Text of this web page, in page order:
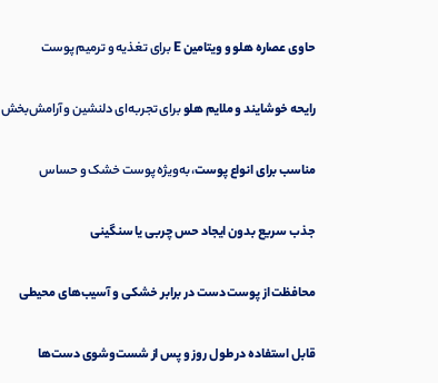
حاوی عصاره هلو و ویتامین E برای تغذیه و ترمیم پوست
رایحه خوشایند و ملایم هلوبرای تجربه‌ای دلنشین و آرامش‌بخش
مناسب برای انواع پوست، به‌ویژه پوست خشک و حساس
جذب سریع بدون ایجاد حس چربی یا سنگینی
محافظت از پوست دست در برابر خشکی و آسیب‌های محیطی
قابل استفاده در طول روز و پس از شست‌وشوی دست‌ها